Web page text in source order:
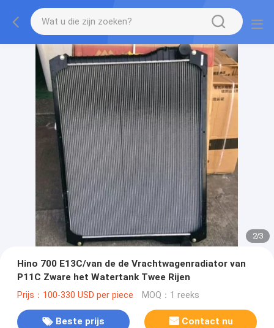
2/3
Hino 700 E13C/van de de Vrachtwagenradiator van
P11C Zware het Watertank Twee Rijen
Prijs：100-330 USD per piece MOQ：1 reeks
Beste prijs Contact nu